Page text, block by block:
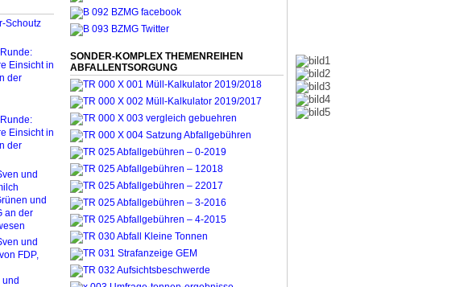
Schoutz
Einsicht in
der
Einsicht in
der
und
und
an der
und
FDP,
und
SONDER-KOMPLEX THEMENREIHEN
ABFALLENTSORGUNG